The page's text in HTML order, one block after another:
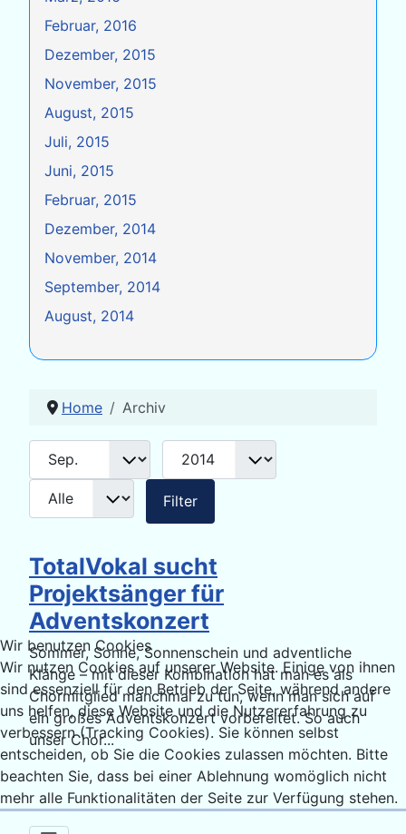
Februar, 2016
Dezember, 2015
November, 2015
August, 2015
Juli, 2015
Juni, 2015
Februar, 2015
Dezember, 2014
November, 2014
September, 2014
August, 2014
Home Archiv
Filter
Monat Jahr
Filter
TotalVokal sucht
Projektsänger für
Adventskonzert
Sommer, Sonne, Sonnenschein und adventliche
Klänge – mit dieser Kombination hat man es als
Chormitglied manchmal zu tun, wenn man sich auf
ein großes Adventskonzert vorbereitet. So auch
unser Chor...
Wir benutzen Cookies
Wir nutzen Cookies auf unserer Website. Einige von ihnen
sind essenziell für den Betrieb der Seite, während andere
uns helfen, diese Website und die Nutzererfahrung zu
verbessern (Tracking Cookies). Sie können selbst
entscheiden, ob Sie die Cookies zulassen möchten. Bitte
beachten Sie, dass bei einer Ablehnung womöglich nicht
mehr alle Funktionalitäten der Seite zur Verfügung stehen.